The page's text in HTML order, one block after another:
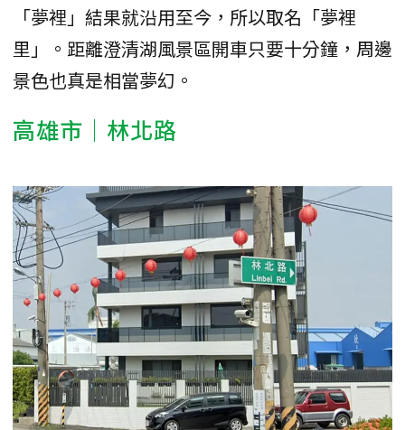
「夢裡」結果就沿用至今，所以取名「夢裡
里」。距離澄清湖風景區開車只要十分鐘，周邊
景色也真是相當夢幻。
高雄市｜林北路